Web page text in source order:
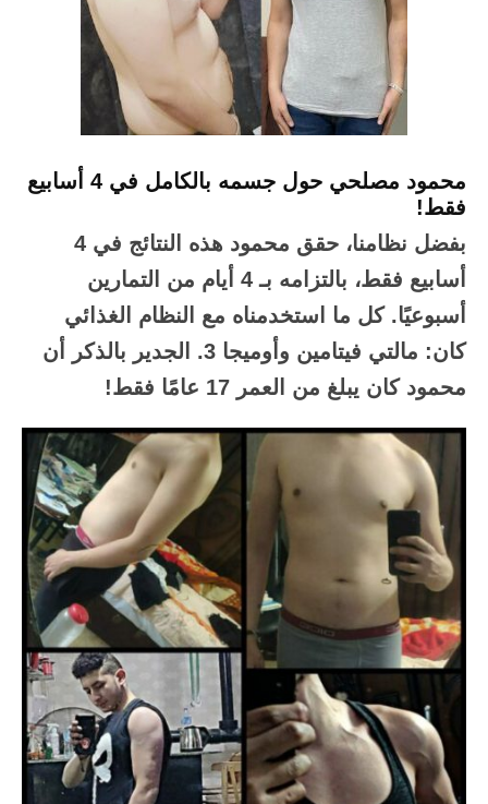
محمود مصلحي حول جسمه بالكامل في 4 أسابيع
فقط!
بفضل نظامنا، حقق محمود هذه النتائج في 4
أسابيع فقط، بالتزامه بـ 4 أيام من التمارين
أسبوعيًا. كل ما استخدمناه مع النظام الغذائي
كان: مالتي فيتامين وأوميجا 3. الجدير بالذكر أن
محمود كان يبلغ من العمر 17 عامًا فقط!